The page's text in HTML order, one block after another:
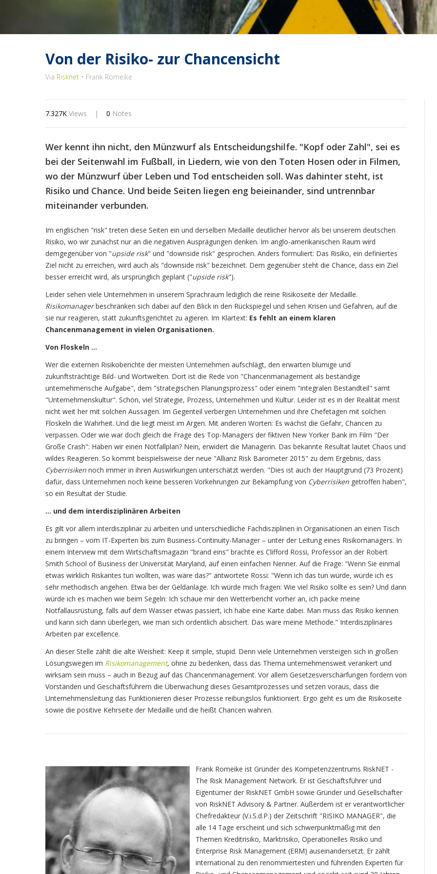
Von der Risiko- zur Chancensicht
Via Risknet • Frank Romeike
7.327K Views | 0 Notes
Wer kennt ihn nicht, den Münzwurf als Entscheidungshilfe. "Kopf oder Zahl", sei es
bei der Seitenwahl im Fußball, in Liedern, wie von den Toten Hosen oder in Filmen,
wo der Münzwurf über Leben und Tod entscheiden soll. Was dahinter steht, ist
Risiko und Chance. Und beide Seiten liegen eng beieinander, sind untrennbar
miteinander verbunden.
Im englischen "risk" treten diese Seiten ein und derselben Medaille deutlicher hervor als bei unserem deutschen
Risiko, wo wir zunächst nur an die negativen Ausprägungen denken. Im anglo-amerikanischen Raum wird
demgegenüber von "upside risk" und "downside risk" gesprochen. Anders formuliert: Das Risiko, ein definiertes
Ziel nicht zu erreichen, wird auch als "downside risk" bezeichnet. Dem gegenüber steht die Chance, dass ein Ziel
besser erreicht wird, als ursprünglich geplant ("upside risk").
Leider sehen viele Unternehmen in unserem Sprachraum lediglich die reine Risikoseite der Medaille.
Risikomanagerbeschränken sich dabei auf den Blick in den Rückspiegel und sehen Krisen und Gefahren, auf die
sie nur reagieren, statt zukunftsgerichtet zu agieren. Im Klartext: Es fehlt an einem klaren
Chancenmanagement in vielen Organisationen.
Von Floskeln …
Wer die externen Risikoberichte der meisten Unternehmen aufschlägt, den erwarten blumige und
zukunftsträchtige Bild- und Wortwelten. Dort ist die Rede von "Chancenmanagement als beständige
unternehmerische Aufgabe", dem "strategischen Planungsprozess" oder einem "integralen Bestandteil" samt
"Unternehmenskultur". Schön, viel Strategie, Prozess, Unternehmen und Kultur. Leider ist es in der Realität meist
nicht weit her mit solchen Aussagen. Im Gegenteil verbergen Unternehmen und ihre Chefetagen mit solchen
Floskeln die Wahrheit. Und die liegt meist im Argen. Mit anderen Worten: Es wächst die Gefahr, Chancen zu
verpassen. Oder wie war doch gleich die Frage des Top-Managers der fiktiven New Yorker Bank im Film "Der
Große Crash": Haben wir einen Notfallplan? Nein, erwidert die Managerin. Das bekannte Resultat lautet Chaos und
wildes Reagieren. So kommt beispielsweise der neue "Allianz Risk Barometer 2015" zu dem Ergebnis, dass
Cyberrisiken noch immer in ihren Auswirkungen unterschätzt werden. "Dies ist auch der Hauptgrund (73 Prozent)
dafür, dass Unternehmen noch keine besseren Vorkehrungen zur Bekämpfung von Cyberrisiken getroffen haben",
so ein Resultat der Studie.
… und dem interdisziplinären Arbeiten
Es gilt vor allem interdisziplinär zu arbeiten und unterschiedliche Fachdisziplinen in Organisationen an einen Tisch
zu bringen – vom IT-Experten bis zum Business-Continuity-Manager – unter der Leitung eines Risikomanagers. In
einem Interview mit dem Wirtschaftsmagazin "brand eins" brachte es Clifford Rossi, Professor an der Robert
Smith School of Business der Universität Maryland, auf einen einfachen Nenner. Auf die Frage: "Wenn Sie einmal
etwas wirklich Riskantes tun wollten, was wäre das?" antwortete Rossi: "Wenn ich das tun würde, würde ich es
sehr methodisch angehen. Etwa bei der Geldanlage. Ich würde mich fragen: Wie viel Risiko sollte es sein? Und dann
würde ich es machen wie beim Segeln: Ich schaue mir den Wetterbericht vorher an, ich packe meine
Notfallausrüstung, falls auf dem Wasser etwas passiert, ich habe eine Karte dabei. Man muss das Risiko kennen
und kann sich dann überlegen, wie man sich ordentlich absichert. Das wäre meine Methode." Interdisziplinäres
Arbeiten par excellence.
An dieser Stelle zählt die alte Weisheit: Keep it simple, stupid. Denn viele Unternehmen versteigen sich in großen
Lösungswegen im Risikomanagement, ohne zu bedenken, dass das Thema unternehmensweit verankert und
wirksam sein muss – auch in Bezug auf das Chancenmanagement. Vor allem Gesetzesverschärfungen fordern von
Vorständen und Geschäftsführern die Überwachung dieses Gesamtprozesses und setzen voraus, dass die
Unternehmensleitung das Funktionieren dieser Prozesse reibungslos funktioniert. Ergo geht es um die Risikoseite
sowie die positive Kehrseite der Medaille und die heißt Chancen wahren.
Frank Romeike ist Gründer des Kompetenzzentrums RiskNET -
The Risk Management Network. Er ist Geschäftsführer und
Eigentümer der RiskNET GmbH sowie Gründer und Gesellschafter
von RiskNET Advisory & Partner. Außerdem ist er verantwortlicher
Chefredakteur (V.i.S.d.P.) der Zeitschrift "RISIKO MANAGER", die
alle 14 Tage erscheint und sich schwerpunktmäßig mit den
Themen Kreditrisiko, Marktrisiko, Operationelles Risiko und
Enterprise Risk Management (ERM) auseinandersetzt. Er zählt
international zu den renommiertesten und führenden Experten für